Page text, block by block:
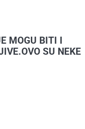
MOGU BITI I
SU NEKE